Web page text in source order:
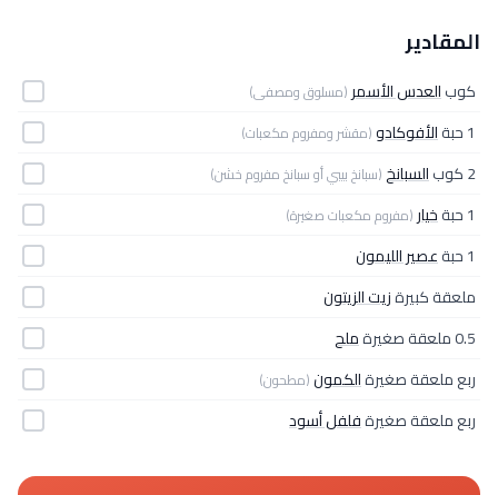
المقادير
كوبالعدس الأسمر (مسلوق ومصفى)
1 حبة الأفوكادو(مقشر ومفروم مكعبات)
2 كوب السبانخ(سبانخ بيبي أو سبانخ مفروم خشن)
1 حبة خيار (مفروم مكعبات صغيرة)
1 حبة
عصير الليمون
ملعقة كبيرةزيت الزيتون
0.5 ملعقة صغيرة
ملح
ربع ملعقة صغيرةالكمون(مطحون)
ربع ملعقة صغيرةفلفل أسود